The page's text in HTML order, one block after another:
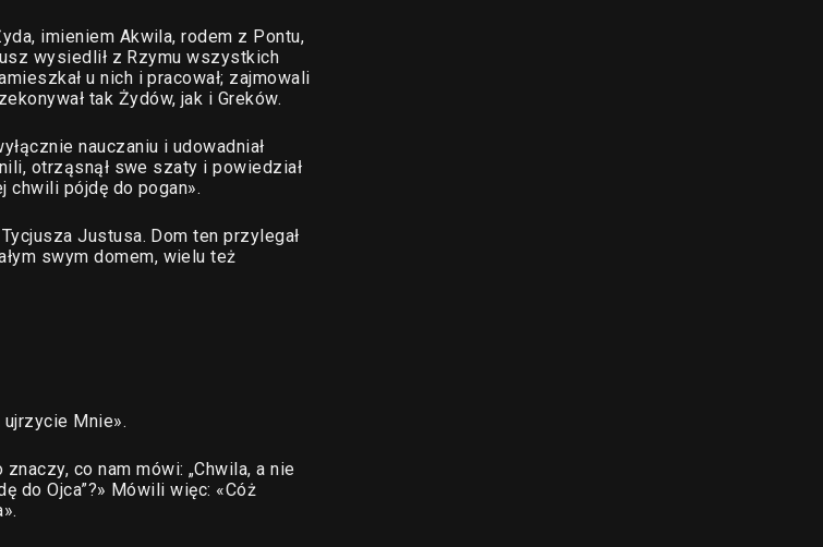
imieniem Akwila, rodem z Pontu,
wysiedlił z Rzymu wszystkich
u nich i pracował; zajmowali
tak Żydów, jak i Greków.
nauczaniu i udowadniał
otrząsnął swe szaty i powiedział
chwili pójdę do pogan».
Justusa. Dom ten przylegał
swym domem, wielu też
Mnie».
co nam mówi: „Chwila, a nie
do Ojca”?» Mówili więc: «Cóż